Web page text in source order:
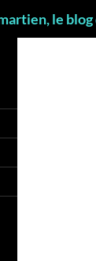
le